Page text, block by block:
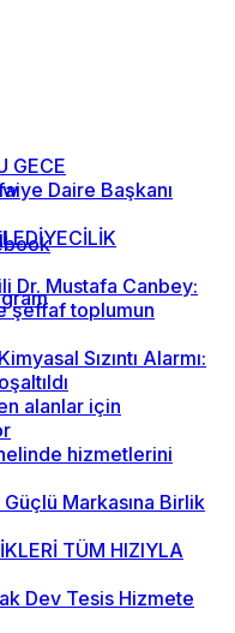
GECE
Daire Başkanı
Dr. Mustafa Canbey:
şeffaf toplumun
Sızıntı Alarmı:
alanlar için
hizmetlerini
Güçlü Markasına Birlik
TÜM HIZIYLA
Dev Tesis Hizmete